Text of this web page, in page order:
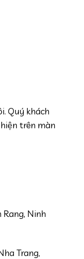
Quý khách
trên màn
Rang, Ninh
Trang,